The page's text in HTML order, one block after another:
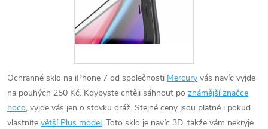
Ochranné sklo na iPhone 7 od společnosti Mercury vás navíc vyjde
na pouhých 250 Kč. Kdybyste chtěli sáhnout po známější značce
hoco, vyjde vás jen o stovku dráž. Stejné ceny jsou platné i pokud
vlastníte větší Plus model. Toto sklo je navíc 3D, takže vám nekryje